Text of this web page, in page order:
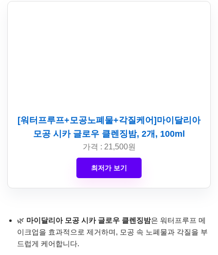
[워터프루프+모공노폐물+각질케어]마이달리아
모공 시카 글로우 클렌징밤, 2개, 100ml
가격 : 21,500원
최저가 보기
🌿 마이달리아 모공 시카 글로우 클렌징밤은 워터프루프 메
이크업을 효과적으로 제거하며, 모공 속 노폐물과 각질을 부
드럽게 케어합니다.